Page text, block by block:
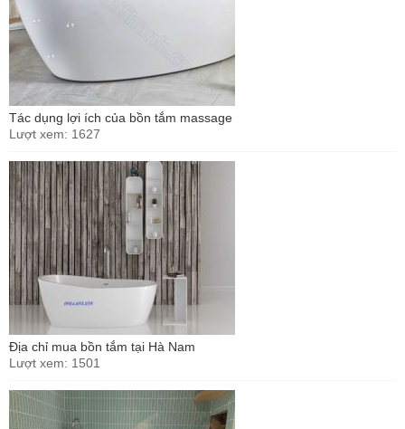
Tác dụng lợi ích của bồn tắm massage
Lượt xem: 1627
Địa chỉ mua bồn tắm tại Hà Nam
Lượt xem: 1501